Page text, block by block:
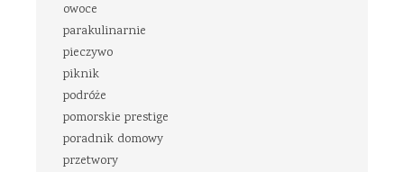
owoce
parakulinarnie
pieczywo
piknik
podróże
pomorskie prestige
poradnik domowy
przetwory